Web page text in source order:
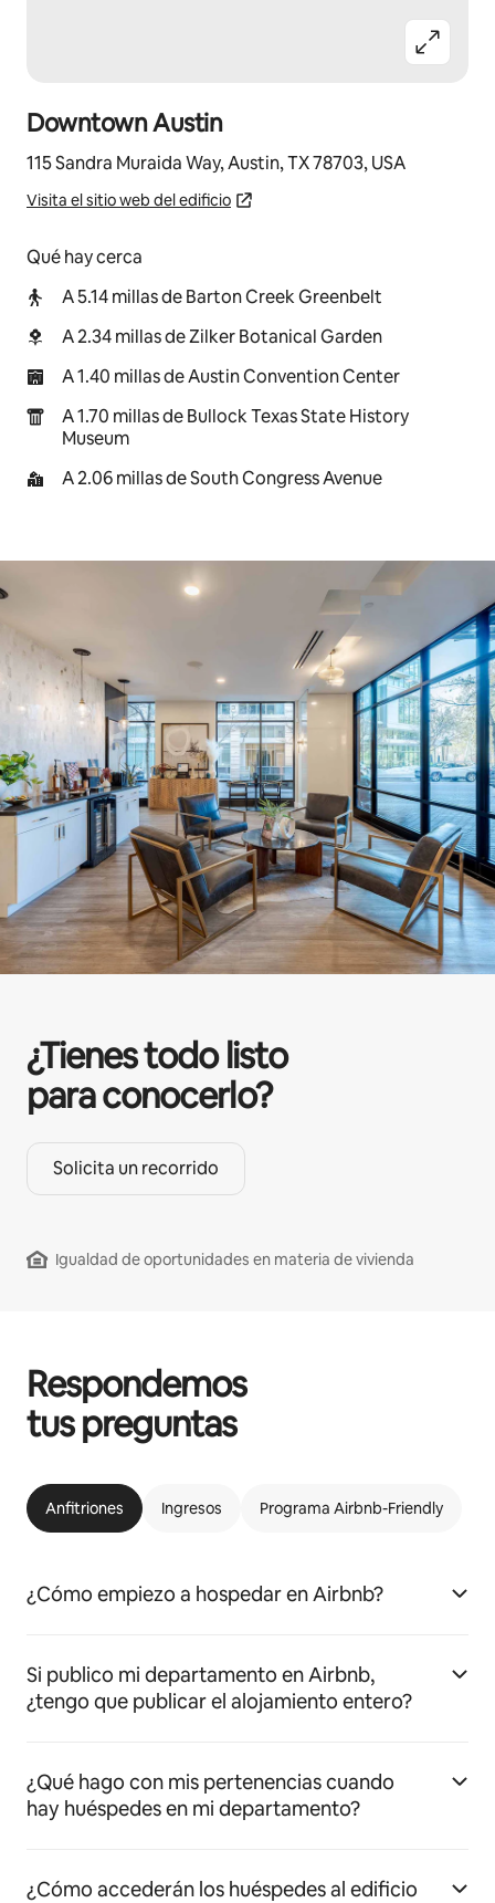
Downtown Austin
115 Sandra Muraida Way, Austin, TX 78703, USA
Visita el sitio web del edificio
Qué hay cerca
A 5.14 millas de Barton Creek Greenbelt
A 2.34 millas de Zilker Botanical Garden
A 1.40 millas de Austin Convention Center
A 1.70 millas de Bullock Texas State History
Museum
A 2.06 millas de South Congress Avenue
¿Tienes todo listo
para conocerlo?
Solicita un recorrido
Igualdad de oportunidades en materia de vivienda
Respondemos
tus preguntas
Anfitriones Ingresos Programa Airbnb-Friendly
¿Cómo empiezo a hospedar en Airbnb?
Si publico mi departamento en Airbnb,
¿tengo que publicar el alojamiento entero?
¿Qué hago con mis pertenencias cuando
hay huéspedes en mi departamento?
¿Cómo accederán los huéspedes al edificio